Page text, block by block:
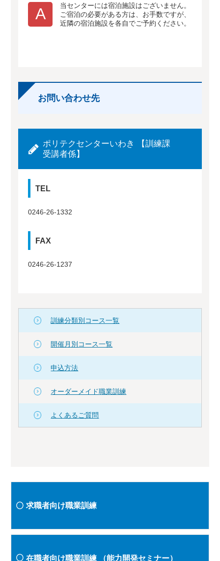
A
当センターには宿泊施設はございません。
ご宿泊の必要がある方は、お手数ですが、
近隣の宿泊施設を各自でご予約ください。
お問い合わせ先
ポリテクセンターいわき 【訓練課
受講者係】
TEL
0246-26-1332
FAX
0246-26-1237
訓練分類別コース一覧
開催月別コース一覧
申込方法
オーダーメイド職業訓練
よくあるご質問
求職者向け職業訓練
在職者向け職業訓練 （能力開発セミナー）